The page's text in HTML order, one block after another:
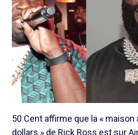
50 Cent affirme que la « maison
dollars » de Rick Ross est sur